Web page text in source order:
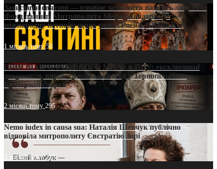
Захистити святині — означає захистити пам’ять людства:
Фонд пам’яті Митрополита Мефодія підтримує
міжнародну петицію щодо участі Росії в ЮНЕСКО
1 місяць тому58
ПРИСМАК «РУССЬКОГО МІРА» в ПЦУ: ексклюзивні
документи, вирок і російський слід у Тернопільсько-
Бучацькій єпархії
2 місяці тому 295
Nemo iudex in causa sua: Наталія Шевчук публічно
відповіла митрополиту Євстратію Зорі
3 місяці тому213